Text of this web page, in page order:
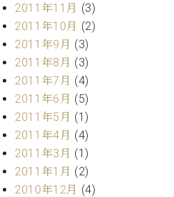
尾山調律師のブ
ログ Die
Musikgasse（音
楽の小道）
2011年11月 (3)
2011年10月 (2)
2011年9月 (3)
2011年8月 (3)
2011年7月 (4)
2011年6月 (5)
2011年5月 (1)
2011年4月 (4)
2011年3月 (1)
2011年1月 (2)
2010年12月 (4)